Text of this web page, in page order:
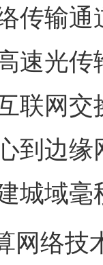
传输
速光
联网
到边
城域
络技